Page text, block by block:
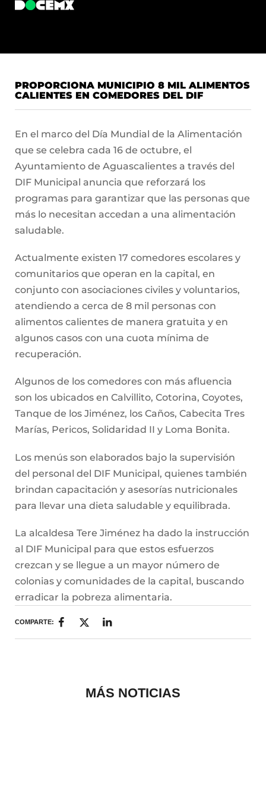
PROPORCIONA MUNICIPIO 8 MIL ALIMENTOS
CALIENTES EN COMEDORES DEL DIF
En el marco del Día Mundial de la Alimentación
que se celebra cada 16 de octubre, el
Ayuntamiento de Aguascalientes a través del
DIF Municipal anuncia que reforzará los
programas para garantizar que las personas que
más lo necesitan accedan a una alimentación
saludable.
Actualmente existen 17 comedores escolares y
comunitarios que operan en la capital, en
conjunto con asociaciones civiles y voluntarios,
atendiendo a cerca de 8 mil personas con
alimentos calientes de manera gratuita y en
algunos casos con una cuota mínima de
recuperación.
Algunos de los comedores con más afluencia
son los ubicados en Calvillito, Cotorina, Coyotes,
Tanque de los Jiménez, los Caños, Cabecita Tres
Marías, Pericos, Solidaridad II y Loma Bonita.
Los menús son elaborados bajo la supervisión
del personal del DIF Municipal, quienes también
brindan capacitación y asesorías nutricionales
para llevar una dieta saludable y equilibrada.
La alcaldesa Tere Jiménez ha dado la instrucción
al DIF Municipal para que estos esfuerzos
crezcan y se llegue a un mayor número de
colonias y comunidades de la capital, buscando
erradicar la pobreza alimentaria.
COMPARTE:
MÁS NOTICIAS